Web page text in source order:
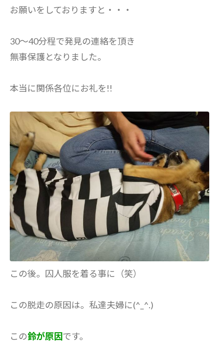
お願いをしておりますと・・・
30～40分程で発見の連絡を頂き
無事保護となりました。
本当に関係各位にお礼を!!
この後。囚人服を着る事に（笑）
この脱走の原因は。私達夫婦に(^_^.)
この鈴が原因です。